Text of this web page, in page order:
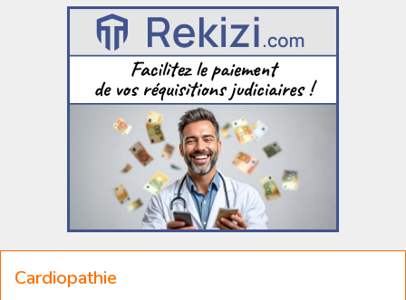
Cardiopathie